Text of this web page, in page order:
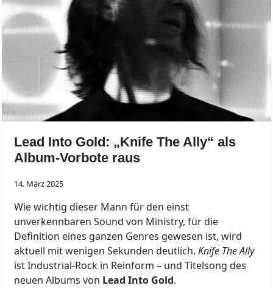
Lead Into Gold: „Knife The Ally“ als
Album-Vorbote raus
14. März 2025
Wie wichtig dieser Mann für den einst
unverkennbaren Sound von Ministry, für die
Definition eines ganzen Genres gewesen ist, wird
aktuell mit wenigen Sekunden deutlich. Knife The Ally
ist Industrial-Rock in Reinform – und Titelsong des
neuen Albums von Lead Into Gold.